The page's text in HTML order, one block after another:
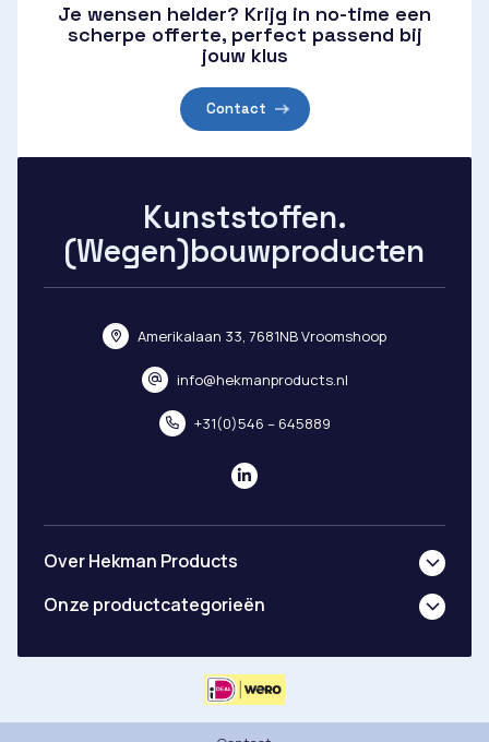
Je wensen helder? Krijg in no-time een
scherpe offerte, perfect passend bij
jouw klus
Contact
Kunststoffen.
(Wegen)bouwproducten
Amerikalaan 33, 7681NB Vroomshoop
info@hekmanproducts.nl
+31(0)546 – 645889
Over Hekman Products
Onze productcategorieën